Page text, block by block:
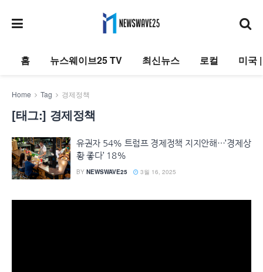
홈 뉴스웨이브25 TV 최신뉴스 로컬 미국
Home Tag 경제정책
[태그:] 경제정책
유권자 54% 트럼프 경제정책 지지안해…’경제상
황 좋다’ 18%
BY NEWSWAVE25 3월 16, 2025